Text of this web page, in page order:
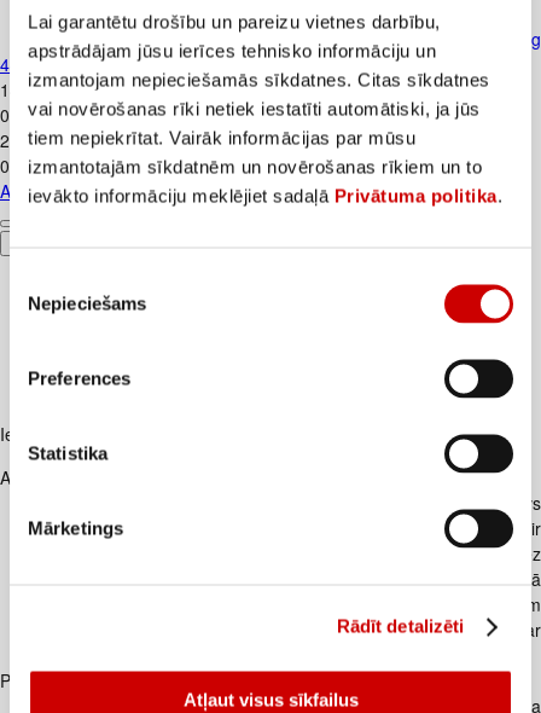
Lai garantētu drošību un pareizu vietnes darbību,
apstrādājam jūsu ierīces tehnisko informāciju un
izmantojam nepieciešamās sīkdatnes. Citas sīkdatnes
vai novērošanas rīki netiek iestatīti automātiski, ja jūs
tiem nepiekrītat. Vairāk informācijas par mūsu
izmantotajām sīkdatnēm un novērošanas rīkiem un to
ievākto informāciju meklējiet sadaļā Privātuma politika.
izvēle
Nepieciešams
Preferences
Statistika
Mārketings
Rādīt detalizēti
Atļaut visus sīkfailus
Autiņbiksītes PAMPERS S5 12-17kg
48gab.
14
99€
0,31€/gab.
21
45€
0,45€/gab.
Autiņbiksītes PAMPERS S5 12-17kg 48gab.
Iesakām ar
Apraksts
- Aptamil® 1 piena maisījums zīdaiņiem no dzimšanas, gatavs
lietošanai. - Aptamil® 1 patentētais piena maisījums zīdaiņiem ir
izstrādāts, lai apmierinātu mazuļa uztura vajadzības. - Bez
pievienotas palmu eļļas. - Satur dokozaheksaēnskābi (DHA) kā
paredzēts tiesību aktos attiecībā uz visiem maisījumiem
zīdaiņiem. - Vairāk nekā 50 gadu garumā veikti pētījumi par
Papildus informācija
Svarīga informācija! Piemērots zīdaiņiem no dzimšanas, ja